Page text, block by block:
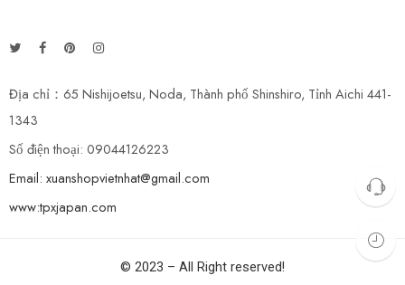
Địa chỉ：65 Nishijoetsu, Noda, Thành phố Shinshiro, Tỉnh Aichi 441-
1343
Số điện thoại: 09044126223
Email: xuanshopvietnhat@gmail.com
www:tpxjapan.com
© 2023 – All Right reserved!